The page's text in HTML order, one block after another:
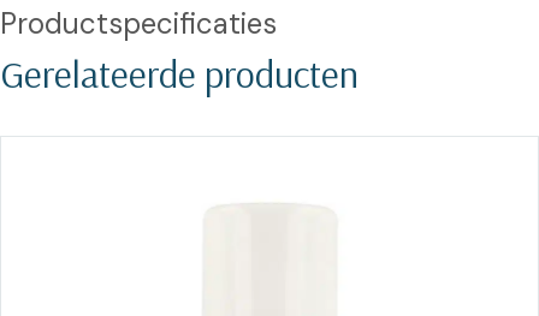
Productspecificaties
Gerelateerde producten